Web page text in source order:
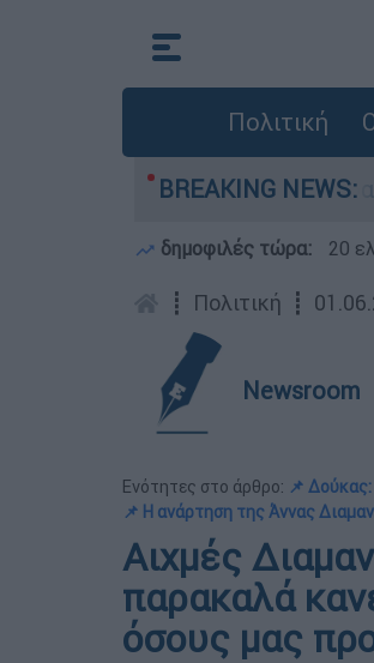
Πολιτική
BREAKING NEWS:
στην Ελλάδα -
δημοφιλές τώρα: 20
┋ Πολιτική ┋
Newsroom
Ενότητες στο άρθρο: 📌
📌 Η ανάρτηση της Άννας
Αιχμές
παρακαλά
όσους μας